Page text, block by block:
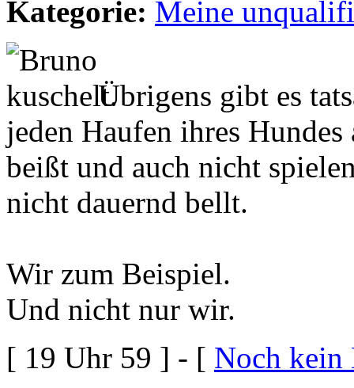
Kategorie: Meine
Übrigens gibt es
jeden Haufen ihres
beißt und auch nicht
nicht dauernd bellt.
Wir zum Beispiel.
Und nicht nur wir.
[ 19 Uhr 59 ] - [ Noch kein